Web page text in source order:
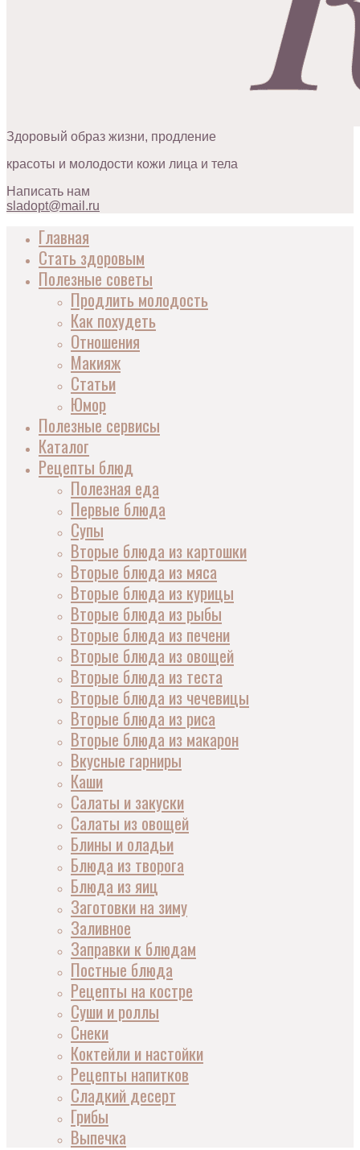
Здоровый образ жизни, продление
красоты и молодости кожи лица и тела
Написать нам
sladopt@mail.ru
Главная
Стать здоровым
Полезные советы
Продлить молодость
Как похудеть
Отношения
Макияж
Статьи
Юмор
Полезные сервисы
Каталог
Рецепты блюд
Полезная еда
Первые блюда
Супы
Вторые блюда из картошки
Вторые блюда из мяса
Вторые блюда из курицы
Вторые блюда из рыбы
Вторые блюда из печени
Вторые блюда из овощей
Вторые блюда из теста
Вторые блюда из чечевицы
Вторые блюда из риса
Вторые блюда из макарон
Вкусные гарниры
Каши
Салаты и закуски
Салаты из овощей
Блины и оладьи
Блюда из творога
Блюда из яиц
Заготовки на зиму
Заливное
Заправки к блюдам
Постные блюда
Рецепты на костре
Суши и роллы
Снеки
Коктейли и настойки
Рецепты напитков
Сладкий десерт
Грибы
Выпечка